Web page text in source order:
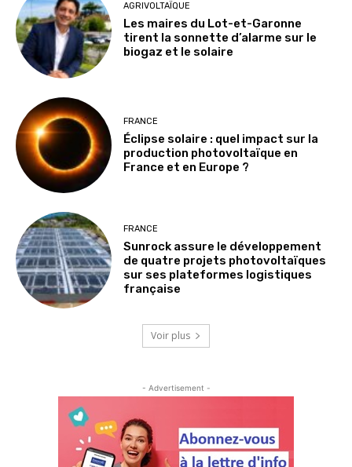
AGRIVOLTAÏQUE
Les maires du Lot-et-Garonne
tirent la sonnette d’alarme sur le
biogaz et le solaire
FRANCE
Éclipse solaire : quel impact sur la
production photovoltaïque en
France et en Europe ?
FRANCE
Sunrock assure le développement
de quatre projets photovoltaïques
sur ses plateformes logistiques
française
Voir plus
- Advertisement -